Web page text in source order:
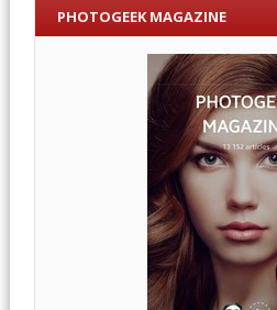
PHOTOGEEK MAGAZINE